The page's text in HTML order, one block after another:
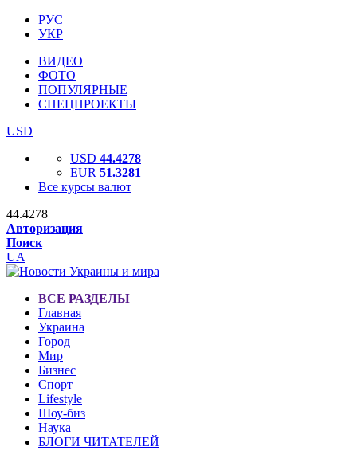
РУС
УКР
ВИДЕО
ФОТО
ПОПУЛЯРНЫЕ
СПЕЦПРОЕКТЫ
USD
USD 44.4278
EUR 51.3281
Все курсы валют
44.4278
Авторизация
Поиск
UA
ВСЕ РАЗДЕЛЫ
Главная
Украина
Город
Мир
Бизнес
Спорт
Lifestyle
Шоу-биз
Наука
БЛОГИ ЧИТАТЕЛЕЙ